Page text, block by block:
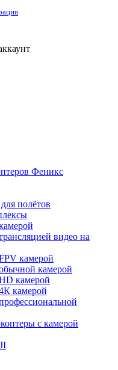
Феникс
полётов
видео на
камерой
камерой
камерой
камерой
с камерой